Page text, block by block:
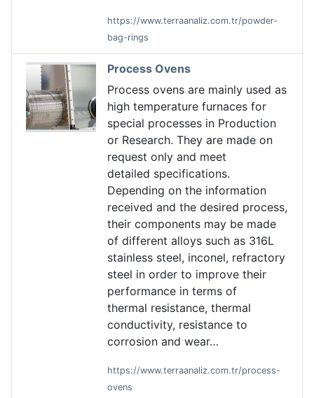
https://www.terraanaliz.com.tr/powder-
bag-rings
Process Ovens
Process ovens are mainly used as
high temperature furnaces for
special processes in Production
or Research. They are made on
request only and meet
detailed specifications.
Depending on the information
received and the desired process,
their components may be made
of different alloys such as 316L
stainless steel, inconel, refractory
steel in order to improve their
performance in terms of
thermal resistance, thermal
conductivity, resistance to
corrosion and wear…
https://www.terraanaliz.com.tr/process-
ovens